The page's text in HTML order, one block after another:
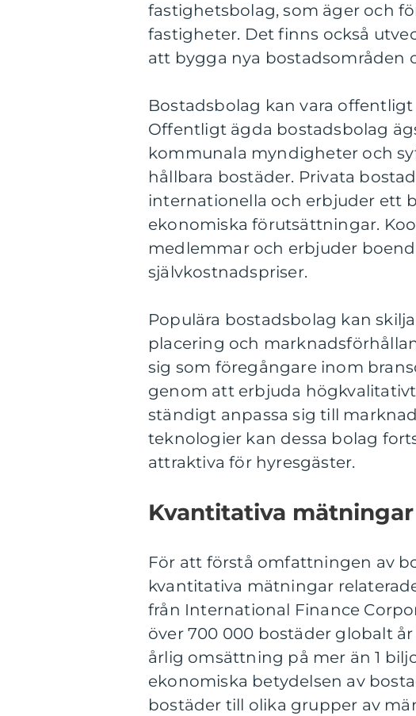
fastighetsbolag, som äger och
fastigheter. Det finns också
att bygga nya bostadsområden
Bostadsbolag kan vara
Offentligt ägda bostadsbolag
kommunala myndigheter och
hållbara bostäder. Privata
internationella och erbjuder ett
ekonomiska förutsättningar.
medlemmar och erbjuder
självkostnadspriser.
Populära bostadsbolag kan
placering och
sig som föregångare inom
genom att erbjuda
ständigt anpassa sig till
teknologier kan dessa bolag
attraktiva för hyresgäster.
Kvantitativa
För att förstå omfattningen av
kvantitativa mätningar
från International Finance
över 700 000 bostäder globalt
årlig omsättning på mer än 1
ekonomiska betydelsen av
bostäder till olika grupper av